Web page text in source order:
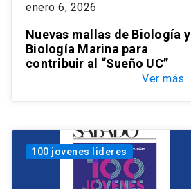
enero 6, 2026
Nuevas mallas de Biología y
Biología Marina para
contribuir al “Sueño UC”
Ver más
100 jovenes lideres